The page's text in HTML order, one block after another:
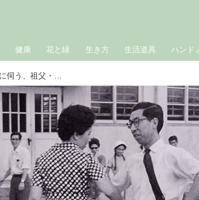
健康 花と緑 生き方 生活道具 ハンド
「村人に次官もまじり盆踊り」彬子女王殿下に伺う、祖父・三笠宮殿下が“スクエア・ダンス”に込めた戦後復興への熱い想い